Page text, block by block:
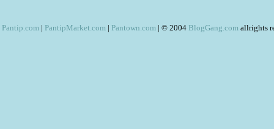
Pantip.com | PantipMarket.com | Pantown.com | © 2004 BlogGang.com allrights